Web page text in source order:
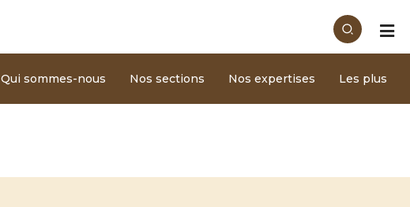
Qui sommes-nous Nos sections Nos expertises Les plus